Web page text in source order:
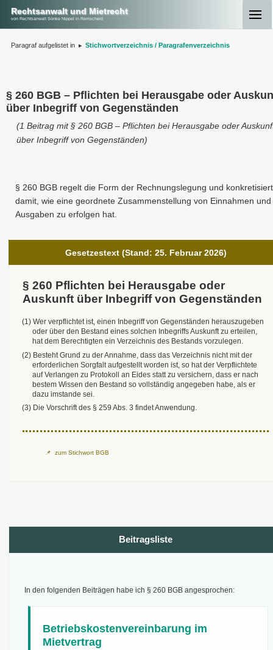
Rechtsanwalt und Mietrecht
von Rechtsanwalt Sönke Nippel in Remscheid
Paragraf aufgelistet in ▸ Stichwortverzeichnis / Paragrafenverzeichnis
§ 260 BGB – Pflichten bei Herausgabe oder
über Inbegriff von Gegenständen
(1 Beitrag mit § 260 BGB – Pflichten bei Herausgabe oder
über Inbegriff von Gegenständen)
§ 260 BGB regelt die Form der Rechnungslegung und konkretisiert
damit, wie eine geordnete Zusammenstellung von Einnahmen und
Ausgaben zu erfolgen hat.
Gesetzestext (Stand: 25. Februar 2026)
§ 260 Pflichten bei Herausgabe oder
Auskunft über Inbegriff von Gegenständen
(1) Wer verpflichtet ist, einen Inbegriff von Gegenständen herauszugeben
oder über den Bestand eines solchen Inbegriffs Auskunft zu erteilen,
hat dem Berechtigten ein Verzeichnis des Bestands vorzulegen.
(2) Besteht Grund zu der Annahme, dass das Verzeichnis nicht mit der
erforderlichen Sorgfalt aufgestellt worden ist, so hat der Verpflichtete
auf Verlangen zu Protokoll an Eides statt zu versichern, dass er nach
bestem Wissen den Bestand so vollständig angegeben habe, als er
dazu imstande sei.
(3) Die Vorschrift des § 259 Abs. 3 findet Anwendung.
zum Stichwort BGB
Beitragsliste
In den folgenden Beiträgen habe ich § 260 BGB angesprochen:
Betriebskostenvereinbarung im
Mietvertrag